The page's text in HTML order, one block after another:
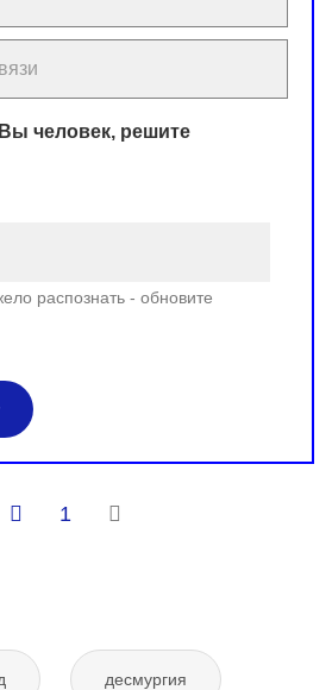
человек, решите
распознать - обновите
1
десмургия